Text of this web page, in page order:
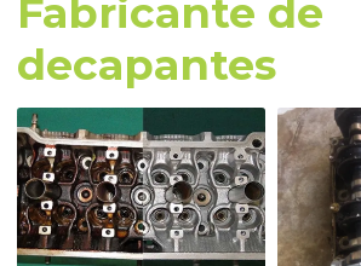
Fabricante de
decapantes